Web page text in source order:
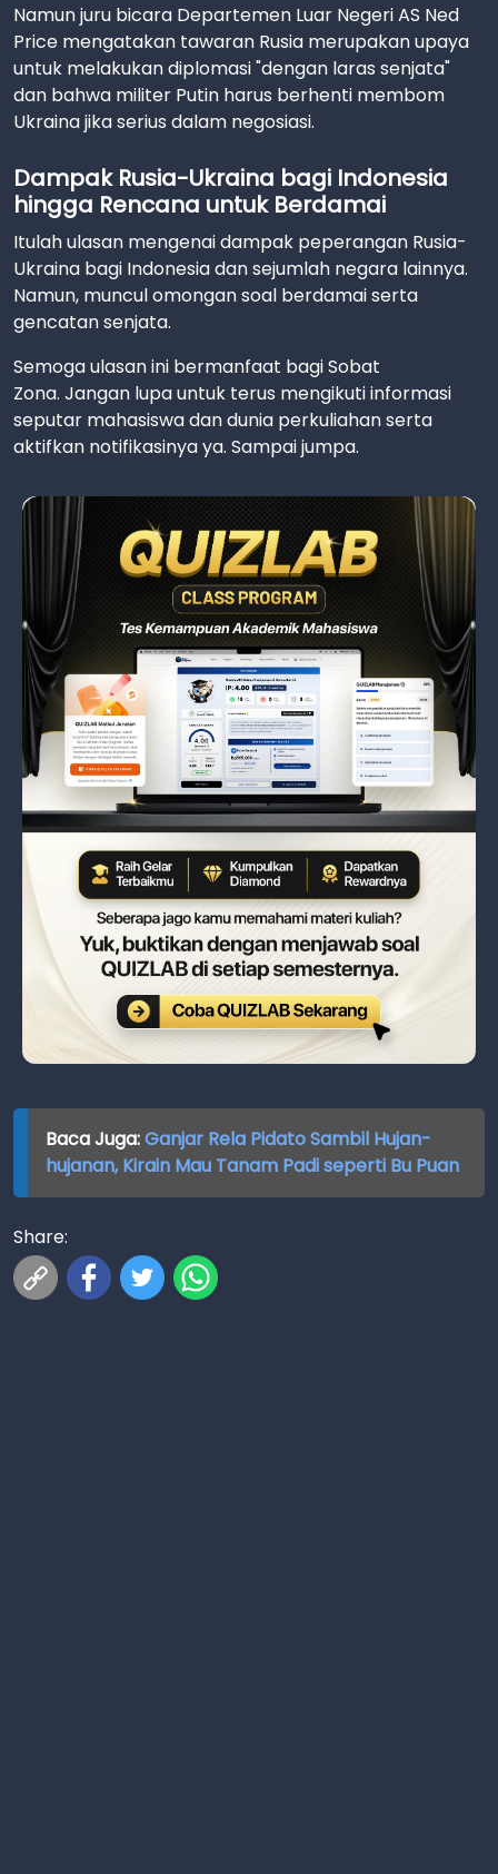
Namun juru bicara Departemen Luar Negeri AS Ned
Price mengatakan tawaran Rusia merupakan upaya
untuk melakukan diplomasi "dengan laras senjata"
dan bahwa militer Putin harus berhenti membom
Ukraina jika serius dalam negosiasi.
Dampak Rusia-Ukraina bagi Indonesia
hingga Rencana untuk Berdamai
Itulah ulasan mengenai dampak peperangan Rusia-
Ukraina bagi Indonesia dan sejumlah negara lainnya.
Namun, muncul omongan soal berdamai serta
gencatan senjata.
Semoga ulasan ini bermanfaat bagi Sobat
Zona. Jangan lupa untuk terus mengikuti informasi
seputar mahasiswa dan dunia perkuliahan serta
aktifkan notifikasinya ya. Sampai jumpa.
Baca Juga:Ganjar Rela Pidato Sambil Hujan-
hujanan, Kirain Mau Tanam Padi seperti Bu Puan
Share: